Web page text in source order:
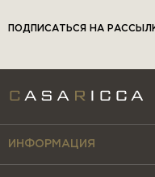
ПОДПИСАТЬСЯ НА
ИНФОРМАЦИЯ